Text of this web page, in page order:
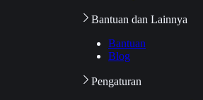
Bantuan dan Lainnya
Bantuan
Blog
Pengaturan